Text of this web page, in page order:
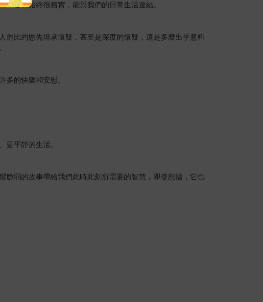
它也始終很務實，能與我們的日常生活連結。
的比約恩先坦承懷疑，甚至是深度的懷疑，這是多麼出乎意料
多的快樂和安慰。
更平靜的生活。
脆弱的故事帶給我們此時此刻所需要的智慧，即使想擋，它也